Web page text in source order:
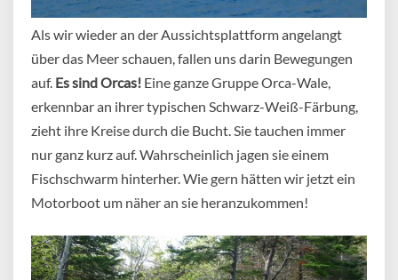
Als wir wieder an der Aussichtsplattform angelangt
über das Meer schauen, fallen uns darin Bewegungen
auf. Es sind Orcas! Eine ganze Gruppe Orca-Wale,
erkennbar an ihrer typischen Schwarz-Weiß-Färbung,
zieht ihre Kreise durch die Bucht. Sie tauchen immer
nur ganz kurz auf. Wahrscheinlich jagen sie einem
Fischschwarm hinterher. Wie gern hätten wir jetzt ein
Motorboot um näher an sie heranzukommen!